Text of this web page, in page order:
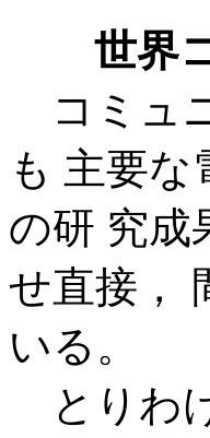
世界
コミュ
も 主要
の研 究成
せ直接，
いる。
とりわ